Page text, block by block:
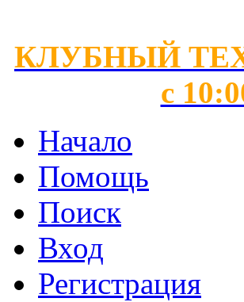
КЛУБНЫЙ
с
Начало
Помощь
Поиск
Вход
Регистрация